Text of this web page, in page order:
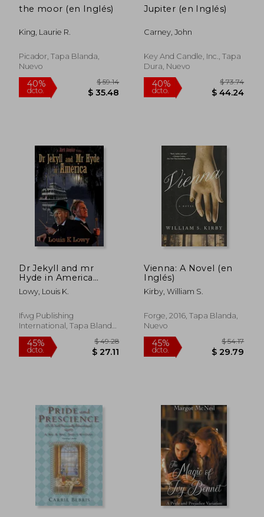
the moor (en Inglés)
King, Laurie R.
Picador, Tapa Blanda,
Nuevo
40%
dcto.
Jupiter (en Inglés)
Carney, John
Key And Candle, Inc., Tapa
Dura, Nuevo
40%
dcto.
Dr Jekyll and mr
Hyde in America
(Dark Iconica) (en
Inglés)
Lowy, Louis K.
Ifwg Publishing
International, Tapa Blanda,
Nuevo
Vienna: A Novel (en
Inglés)
Kirby, William S.
Forge, 2016, Tapa Blanda,
Nuevo
45%
dcto.